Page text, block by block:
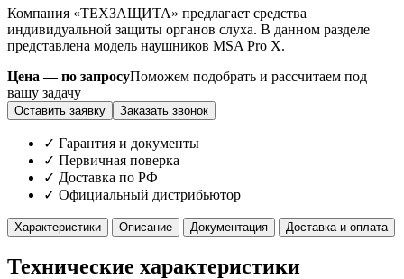
Компания «ТЕХЗАЩИТА» предлагает средства
индивидуальной защиты органов слуха. В данном разделе
представлена модель наушников MSA Pro X.
Цена — по запросуПоможем подобрать и рассчитаем под
вашу задачу
Оставить заявку Заказать звонок
✓ Гарантия и документы
✓ Первичная поверка
✓ Доставка по РФ
✓ Официальный дистрибьютор
Характеристики Описание Документация Доставка и оплата
Технические характеристики